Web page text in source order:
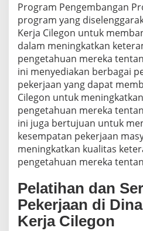
r
a
n
Program Pengembangan
program yang
Kerja Cilegon untuk
dalam meningkatkan
pengetahuan mereka
ini menyediakan berbagai
pekerjaan yang dapat
Cilegon untuk
pengetahuan mereka
ini juga bertujuan untuk
kesempatan pekerjaan
meningkatkan kualitas
pengetahuan mereka
Pelatihan dan
Pekerjaan di
Kerja Cilegon